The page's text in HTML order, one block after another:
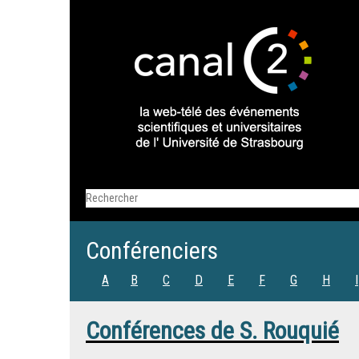
Conférenciers
A B C D E F G H I
Conférences de S. Rouquié